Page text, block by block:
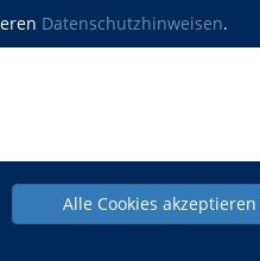
Datenschutzhinweisen.
Alle Cookies akzeptieren
im Islam
2015
2015
- musikalische